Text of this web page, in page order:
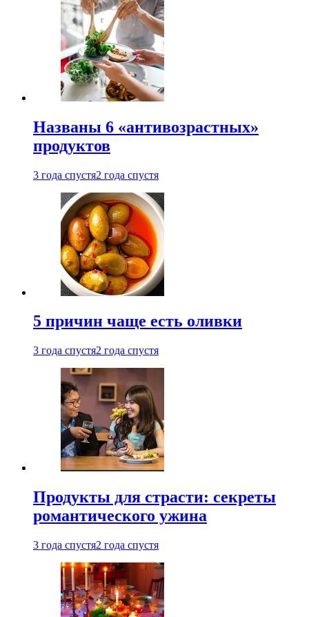
Названы 6 «антивозрастных»
продуктов
3 года спустя2 года спустя
5 причин чаще есть оливки
3 года спустя2 года спустя
Продукты для страсти: секреты
романтического ужина
3 года спустя2 года спустя